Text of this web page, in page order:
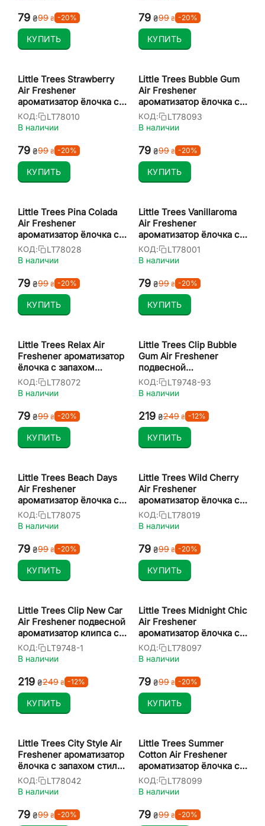
‍79‍ ₴‍99‍ ₴ -20%
КУПИТЬ
‍79‍ ₴‍99‍ ₴ -20%
КУПИТЬ
Little Trees Strawberry
Air Freshener
ароматизатор ёлочка с
запахом вишни
КОД:
LT78010
В наличии
‍79‍ ₴‍99‍ ₴ -20%
КУПИТЬ
Little Trees Bubble Gum
Air Freshener
ароматизатор ёлочка с
запахом бабл гам
КОД:
LT78093
В наличии
‍79‍ ₴‍99‍ ₴ -20%
КУПИТЬ
Little Trees Pina Colada
Air Freshener
ароматизатор ёлочка с
запахом пина колада
КОД:
LT78028
В наличии
‍79‍ ₴‍99‍ ₴ -20%
КУПИТЬ
Little Trees Vanillaroma
Air Freshener
ароматизатор ёлочка с
запахом ванили
КОД:
LT78001
В наличии
‍79‍ ₴‍99‍ ₴ -20%
КУПИТЬ
Little Trees Relax Air
Freshener ароматизатор
ёлочка с запахом
релакс
КОД:
LT78072
В наличии
‍79‍ ₴‍99‍ ₴ -20%
КУПИТЬ
Little Trees Clip Bubble
Gum Air Freshener
подвесной
ароматизатор клипса с
запахом бабл гам
КОД:
LT9748-93
В наличии
‍219‍ ₴‍249‍ ₴ -12%
КУПИТЬ
Little Trees Beach Days
Air Freshener
ароматизатор ёлочка с
запахом пляжный день
КОД:
LT78075
В наличии
‍79‍ ₴‍99‍ ₴ -20%
КУПИТЬ
Little Trees Wild Cherry
Air Freshener
ароматизатор ёлочка с
запахом вишни
КОД:
LT78019
В наличии
‍79‍ ₴‍99‍ ₴ -20%
КУПИТЬ
Little Trees Clip New Car
Air Freshener подвесной
ароматизатор клипса с
запахом нового
автомобиля
КОД:
LT9748-1
В наличии
‍219‍ ₴‍249‍ ₴ -12%
КУПИТЬ
Little Trees Midnight Chic
Air Freshener
ароматизатор ёлочка с
запахом ночной шик
КОД:
LT78097
В наличии
‍79‍ ₴‍99‍ ₴ -20%
КУПИТЬ
Little Trees City Style Air
Freshener ароматизатор
ёлочка с запахом стиль
города
КОД:
LT78042
В наличии
‍79‍ ₴‍99‍ ₴ -20%
Little Trees Summer
Cotton Air Freshener
ароматизатор ёлочка с
запахом летняя
свежесть
КОД:
LT78099
В наличии
‍79‍ ₴‍99‍ ₴ -20%